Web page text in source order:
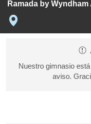
Ramada by
Nuestro gimnasio
aviso.